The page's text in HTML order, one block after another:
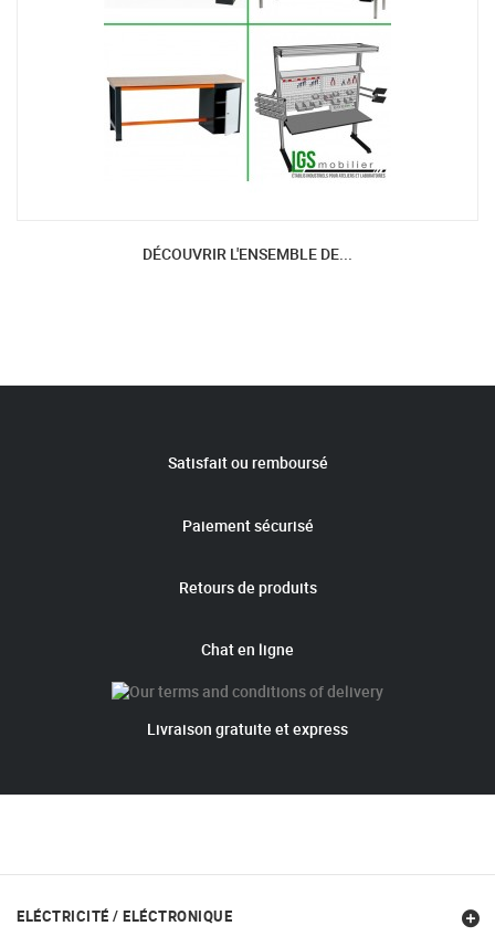
DÉCOUVRIR L'ENSEMBLE DE...
Satisfait ou remboursé
Paiement sécurisé
Retours de produits
Chat en ligne
Livraison gratuite et express
ELÉCTRICITÉ / ELÉCTRONIQUE